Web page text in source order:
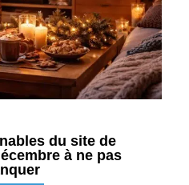
du site de
à ne pas